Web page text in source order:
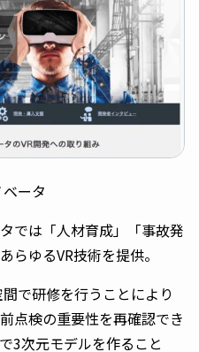
ータ
では「人材育成」「事故発
らゆるVR技術を提供。
で研修を行うことにより
点検の重要性を再確認でき
3次元モデルを作ること